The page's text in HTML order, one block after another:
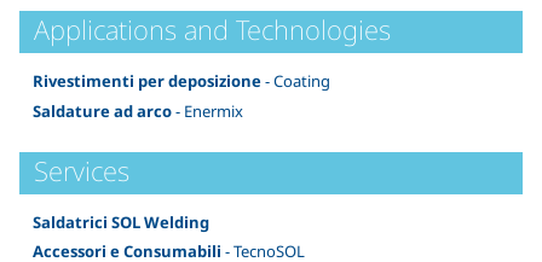
Applications and Technologies
Rivestimenti per deposizione- Coating
Saldature ad arco- Enermix
Services
Saldatrici SOL Welding
Accessori e Consumabili - TecnoSOL